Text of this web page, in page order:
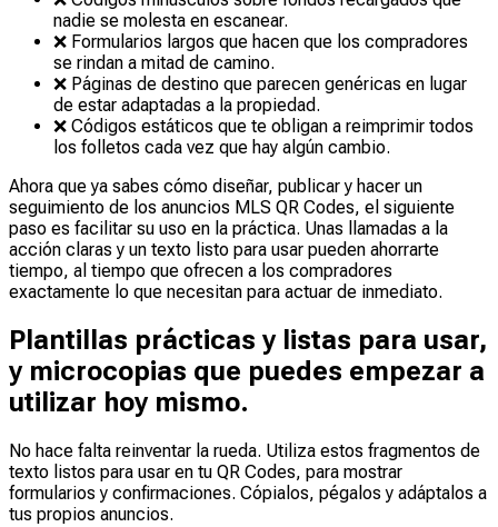
nadie se molesta en escanear.
❌ Formularios largos que hacen que los compradores
se rindan a mitad de camino.
❌ Páginas de destino que parecen genéricas en lugar
de estar adaptadas a la propiedad.
❌ Códigos estáticos que te obligan a reimprimir todos
los folletos cada vez que hay algún cambio.
Ahora que ya sabes cómo diseñar, publicar y hacer un
seguimiento de los anuncios MLS QR Codes, el siguiente
paso es facilitar su uso en la práctica. Unas llamadas a la
acción claras y un texto listo para usar pueden ahorrarte
tiempo, al tiempo que ofrecen a los compradores
exactamente lo que necesitan para actuar de inmediato.
Plantillas prácticas y listas para usar,
y microcopias que puedes empezar a
utilizar hoy mismo.
No hace falta reinventar la rueda. Utiliza estos fragmentos de
texto listos para usar en tu QR Codes, para mostrar
formularios y confirmaciones. Cópialos, pégalos y adáptalos a
tus propios anuncios.